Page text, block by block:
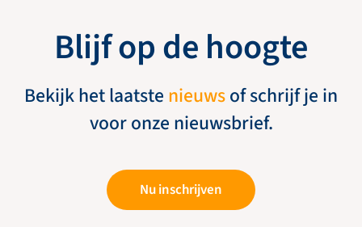
Blijf op de hoogte
Bekijk het laatste nieuwsof schrijf je in
voor onze nieuwsbrief.
Nu inschrijven